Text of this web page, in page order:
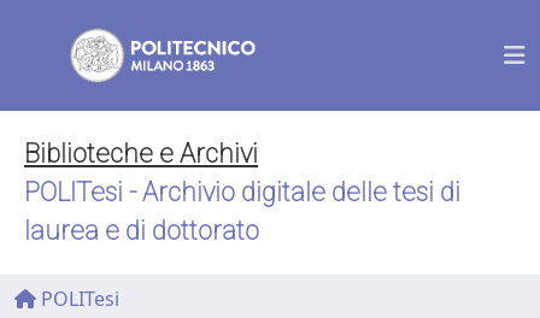
Biblioteche e Archivi
POLITesi - Archivio digitale delle tesi di
laurea e di dottorato
POLITesi